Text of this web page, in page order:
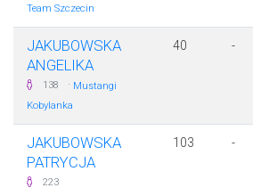
Team Szczecin
JAKUBOWSKA
ANGELIKA
138 · Mustangi
Kobylanka
40 -
JAKUBOWSKA
PATRYCJA
223
103 -